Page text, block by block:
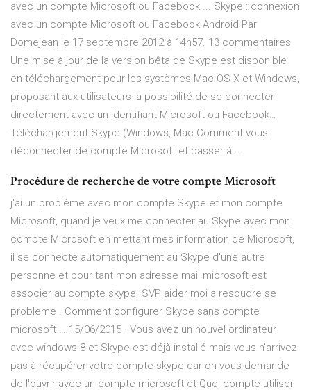
avec un compte Microsoft ou Facebook ... Skype : connexion
avec un compte Microsoft ou Facebook Android Par
Domejean le 17 septembre 2012 à 14h57. 13 commentaires
Une mise à jour de la version bêta de Skype est disponible
en téléchargement pour les systèmes Mac OS X et Windows,
proposant aux utilisateurs la possibilité de se connecter
directement avec un identifiant Microsoft ou Facebook…
Téléchargement Skype (Windows, Mac Comment vous
déconnecter de compte Microsoft et passer à ...
Procédure de recherche de votre compte Microsoft
j'ai un problème avec mon compte Skype et mon compte
Microsoft, quand je veux me connecter au Skype avec mon
compte Microsoft en mettant mes information de Microsoft,
il se connecte automatiquement au Skype d'une autre
personne et pour tant mon adresse mail microsoft est
associer au compte skype. SVP aider moi a resoudre se
probleme . Comment configurer Skype sans compte
microsoft … 15/06/2015 · Vous avez un nouvel ordinateur
avec windows 8 et Skype est déjà installé mais vous n'arrivez
pas à récupérer votre compte skype car on vous demande
de l'ouvrir avec un compte microsoft et Quel compte utiliser